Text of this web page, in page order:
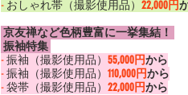
- おしゃれ帯（撮影使用品） 22,000円
京友禅など色柄豊富に一挙集結！
振袖特集
- 振袖（撮影使用品） 55,000円から
- 振袖（撮影使用品） 110,000円から
- 袋帯（撮影使用品） 22,000円から